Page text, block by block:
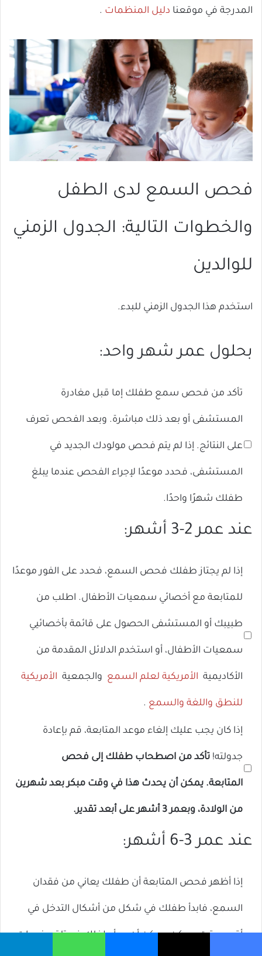
المدرجة في موقعنا دليل المنظمات .
فحص السمع لدى الطفل
والخطوات التالية: الجدول الزمني
للوالدين
استخدم هذا الجدول الزمني للبدء.
بحلول عمر شهر واحد:
تأكد من فحص سمع طفلك إما قبل مغادرة
المستشفى أو بعد ذلك مباشرة. وبعد الفحص تعرف
على النتائج. إذا لم يتم فحص مولودك الجديد في
المستشفى، فحدد موعدًا لإجراء الفحص عندما يبلغ
طفلك شهرًا واحدًا.
عند عمر 2-3 أشهر:
إذا لم يجتاز طفلك فحص السمع، فحدد على الفور موعدًا
للمتابعة مع أخصائي سمعيات الأطفال. اطلب من
طبيبك أو المستشفى الحصول على قائمة بأخصائيي
سمعيات الأطفال، أو استخدم الدلائل المقدمة من
الأكاديمية الأمريكية لعلم السمع والجمعية الأمريكية
للنطق واللغة والسمع .
إذا كان يجب عليك إلغاء موعد المتابعة، قم بإعادة
جدولته! تأكد من اصطحاب طفلك إلى فحص
المتابعة. يمكن أن يحدث هذا في وقت مبكر بعد شهرين
من الولادة، وبعمر 3 أشهر على أبعد تقدير.
عند عمر 3-6 أشهر:
إذا أظهر فحص المتابعة أن طفلك يعاني من فقدان
السمع، فابدأ طفلك في شكل من أشكال التدخل في
أقرب وقت ممكن. يمكن أن يبدأ طفلك في تلقي خدمات